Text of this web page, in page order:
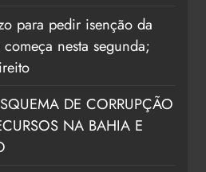
para pedir isenção da
nesta segunda;
DE CORRUPÇÃO
NA BAHIA E